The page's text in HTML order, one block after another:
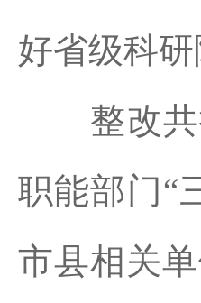
好省级科
整改共
职能部门“
市县相关